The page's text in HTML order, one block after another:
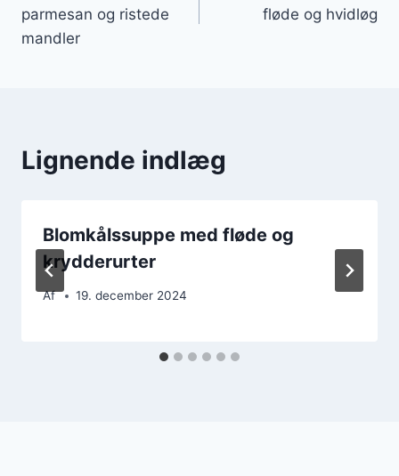
parmesan og ristede
mandler
fløde og hvidløg
Lignende indlæg
Blomkålssuppe med fløde og
krydderurter
Af 19. december 2024